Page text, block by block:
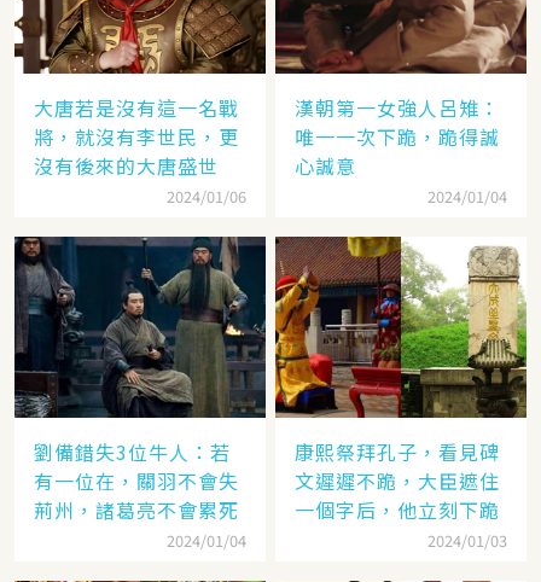
大唐若是沒有這一名戰
將，就沒有李世民，更
沒有後來的大唐盛世
2024/01/06
漢朝第一女強人呂雉：
唯一一次下跪，跪得誠
心誠意
2024/01/04
劉備錯失3位牛人：若
有一位在，關羽不會失
荊州，諸葛亮不會累死
2024/01/04
康熙祭拜孔子，看見碑
文遲遲不跪，大臣遮住
一個字后，他立刻下跪
2024/01/03